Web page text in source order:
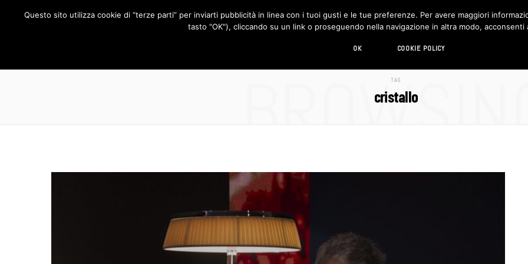
RUBRICHE DESIGN LIVING HI-TECH CHI SIAMO
TAG
cristallo
BROWSING
Questo sito utilizza cookie di “terze parti” per inviarti pubblicità in linea con i tuoi gusti e le tue preferenze. Per avere maggiori
tasto "OK"), cliccando su un link o proseguendo nella navigazione in altra modo, acconsenti
OK COOKIE POLICY